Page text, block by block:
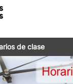
de clase